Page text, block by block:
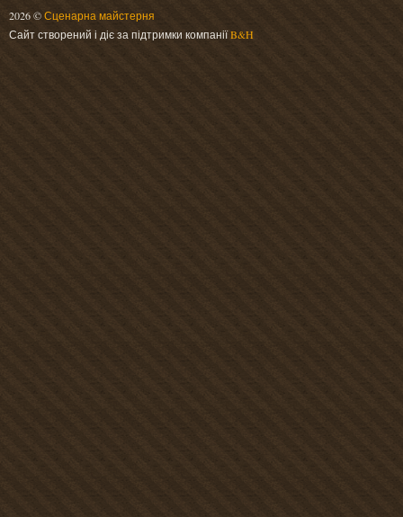
2026 ©Сценарна майстерня
Сайт створений і діє за підтримки компаніїB&H